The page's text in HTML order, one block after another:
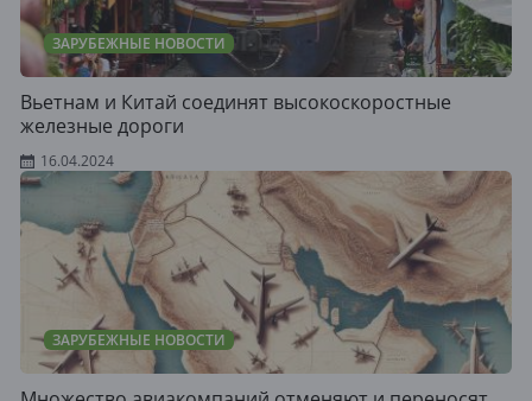
ЗАРУБЕЖНЫЕ НОВОСТИ
Вьетнам и Китай соединят высокоскоростные
железные дороги
16.04.2024
ЗАРУБЕЖНЫЕ НОВОСТИ